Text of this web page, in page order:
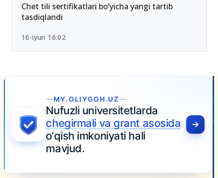
Chet tili sertifikatlari bo‘yicha yangi tartib
tasdiqlandi
16-iyun 16:02